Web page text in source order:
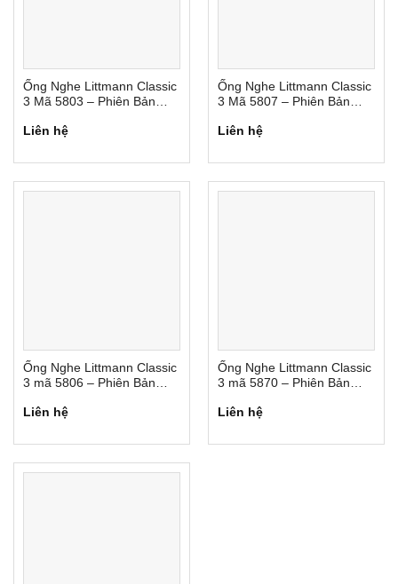
Ống Nghe Littmann Classic
3 Mã 5803 – Phiên Bản
Liên hệ
Ống Nghe Littmann Classic
3 Mã 5807 – Phiên Bản
Liên hệ
Ống Nghe Littmann Classic
3 mã 5806 – Phiên Bản
Liên hệ
Ống Nghe Littmann Classic
3 mã 5870 – Phiên Bản
Liên hệ